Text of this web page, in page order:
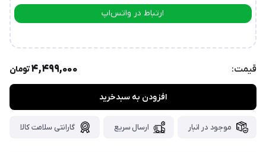
ارسال
سوی
خود،
۴۸ساعت
ارتباط در واتس‌اپ
قیمت: 4,499,000تومان
افزودن به سبدخرید
موجود در انبار ارسال سریع گارانتی سلامت کالا